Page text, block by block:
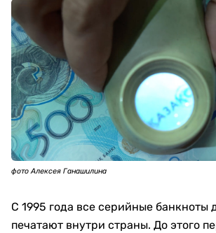
фото Алексея Ганашилина
С 1995 года все серийные банкноты
печатают внутри страны. До этого